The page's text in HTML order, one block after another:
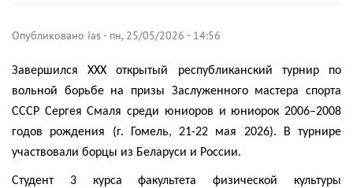
Опубликовано ias - пн, 25/05/2026 - 14:56
Завершился ХХХ открытый республиканский турнир по
вольной борьбе на призы Заслуженного мастера спорта
СССР Сергея Смаля среди юниоров и юниорок 2006–2008
годов рождения (г. Гомель, 21-22 мая 2026). В турнире
участвовали борцы из Беларуси и России.
Студент 3 курса факультета физической культуры